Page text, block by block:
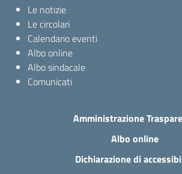
Le notizie
Le circolari
Calendario eventi
Albo online
Albo sindacale
Comunicati
Amministrazione
Albo online
Dichiarazione di